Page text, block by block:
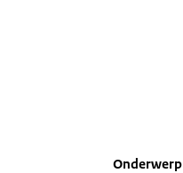
Onderwerp